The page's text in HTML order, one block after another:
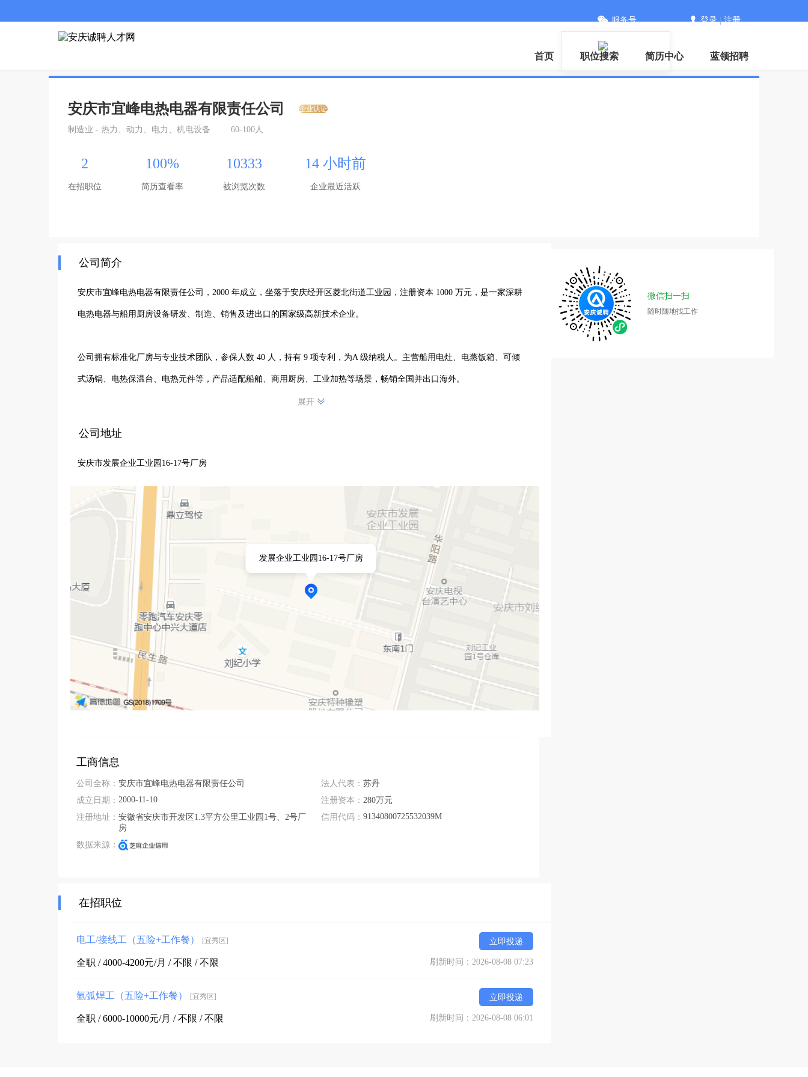
服务号 登录|注册
首页 职位搜索 简历中心 蓝领招聘
安庆市宜峰电热电器有限责任公司 企业认证
制造业 - 热力、动力、电力、机电设备 60-100人
2
在招职位
100%
简历查看率
10333
被浏览次数
14 小时前
企业最近活跃
公司简介
安庆市宜峰电热电器有限责任公司，2000 年成立，坐落于安庆经开区菱北街道工业园，注册资本 1000 万元，是一家深耕
电热电器与船用厨房设备研发、制造、销售及进出口的国家级高新技术企业。
公司拥有标准化厂房与专业技术团队，参保人数 40 人，持有 9 项专利，为A 级纳税人。主营船用电灶、电蒸饭箱、可倾
式汤锅、电热保温台、电热元件等，产品适配船舶、商用厨房、工业加热等场景，畅销全国并出口海外。
展开
公司地址
安庆市发展企业工业园16-17号厂房
发展企业工业园16-17号厂房
工商信息
公司全称： 安庆市宜峰电热电器有限责任公司
成立日期： 2000-11-10
注册地址： 安徽省安庆市开发区1.3平方公里工业园1号、2号厂
房
数据来源：
法人代表： 苏丹
注册资本： 280万元
信用代码： 91340800725532039M
在招职位
电工/接线工（五险+工作餐） [宜秀区] 立即投递
全职 / 4000-4200元/月 / 不限 / 不限 刷新时间：2026-08-08 07:23
氩弧焊工（五险+工作餐） [宜秀区] 立即投递
全职 / 6000-10000元/月 / 不限 / 不限 刷新时间：2026-08-08 06:01
微信扫一扫
随时随地找工作